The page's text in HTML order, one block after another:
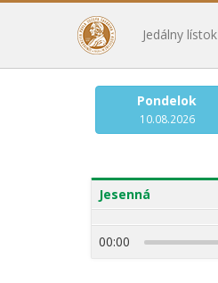
Jedálny lístok
Pondelok
10.08.2026
Jesenná
00:00